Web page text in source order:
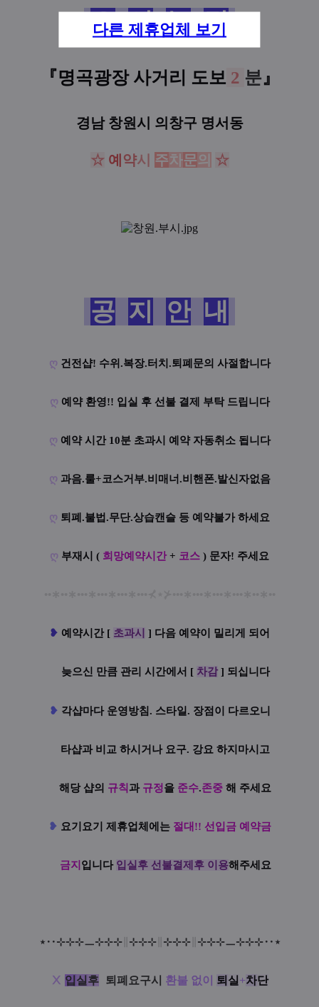
다른 제휴업체 보기
오 시 는 길
『명곡광장 사거리 도보 2 분』
경남 창원시 의창구 명서동
☆ 예 약시 주차문의 ☆
공 지 안 내
ღ 건전샵! 수위.복장.터치.퇴폐문의 사절합니다
ღ 예약 환영!! 입실 후 선불 결제 부탁 드립니다
ღ 예약 시간 10분 초과시 예약 자동취소 됩니다
ღ 과음.룰+코스거부.비매너.비핸폰.발신자없음
ღ 퇴폐.불법.무단.상습캔슬 등 예약불가 하세요
ღ 부재시 ( 희망예약시간 + 코스 ) 문자! 주세요
❥ 예 약시간 [ 초과시 ] 다음 예약이 밀리게 되어
늦으신 만큼 관리 시간에서 [ 차감] 되십니다
❥ 각샵마다 운영방침. 스타일. 장점이 다르오니
타샵과 비교 하시거나 요구. 강요 하지마시고
해당 샵의 규칙 과 규정을 준수.존중 해 주세요
❥ 요기요기 제휴업체에는 절대!! 선입금 예약금
금지 입니다 입실후 선불결제후 이용해주세요
⋆ ‥⊹⊹⊹ㅡ⊹⊹⊹∥ ⊹⊹⊹∥ ⊹⊹⊹∥ ⊹⊹⊹ㅡ⊹⊹⊹‥ ⋆
Ⅹ 입 실 후 퇴폐요구시 환불 없이 퇴 실 +차단